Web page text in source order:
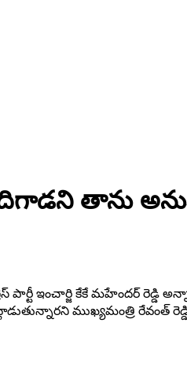
తాను
ఇంచార్జి కేకే మహేందర్ రెడ్డి
ముఖ్యమంత్రి రేవంత్